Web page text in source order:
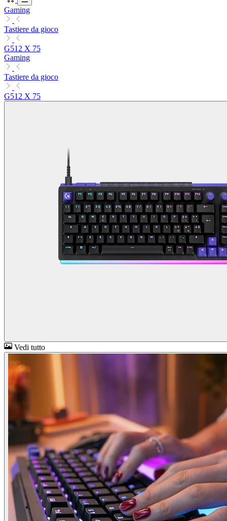
Gaming
Tastiere da gioco
G512 X 75
Gaming
Tastiere da gioco
G512 X 75
Vedi tutto